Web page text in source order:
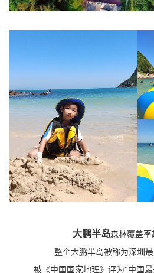
大鹏半岛森林覆盖率
整个大鹏半岛被称为深圳最
被《中国国家地理》评为“中国最